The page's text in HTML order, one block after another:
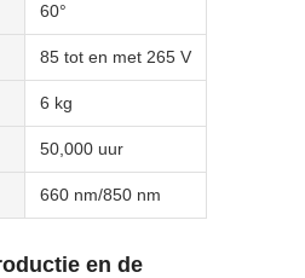
60°
85 tot en met 265 V
6 kg
50,000 uur
660 nm/850 nm
en de